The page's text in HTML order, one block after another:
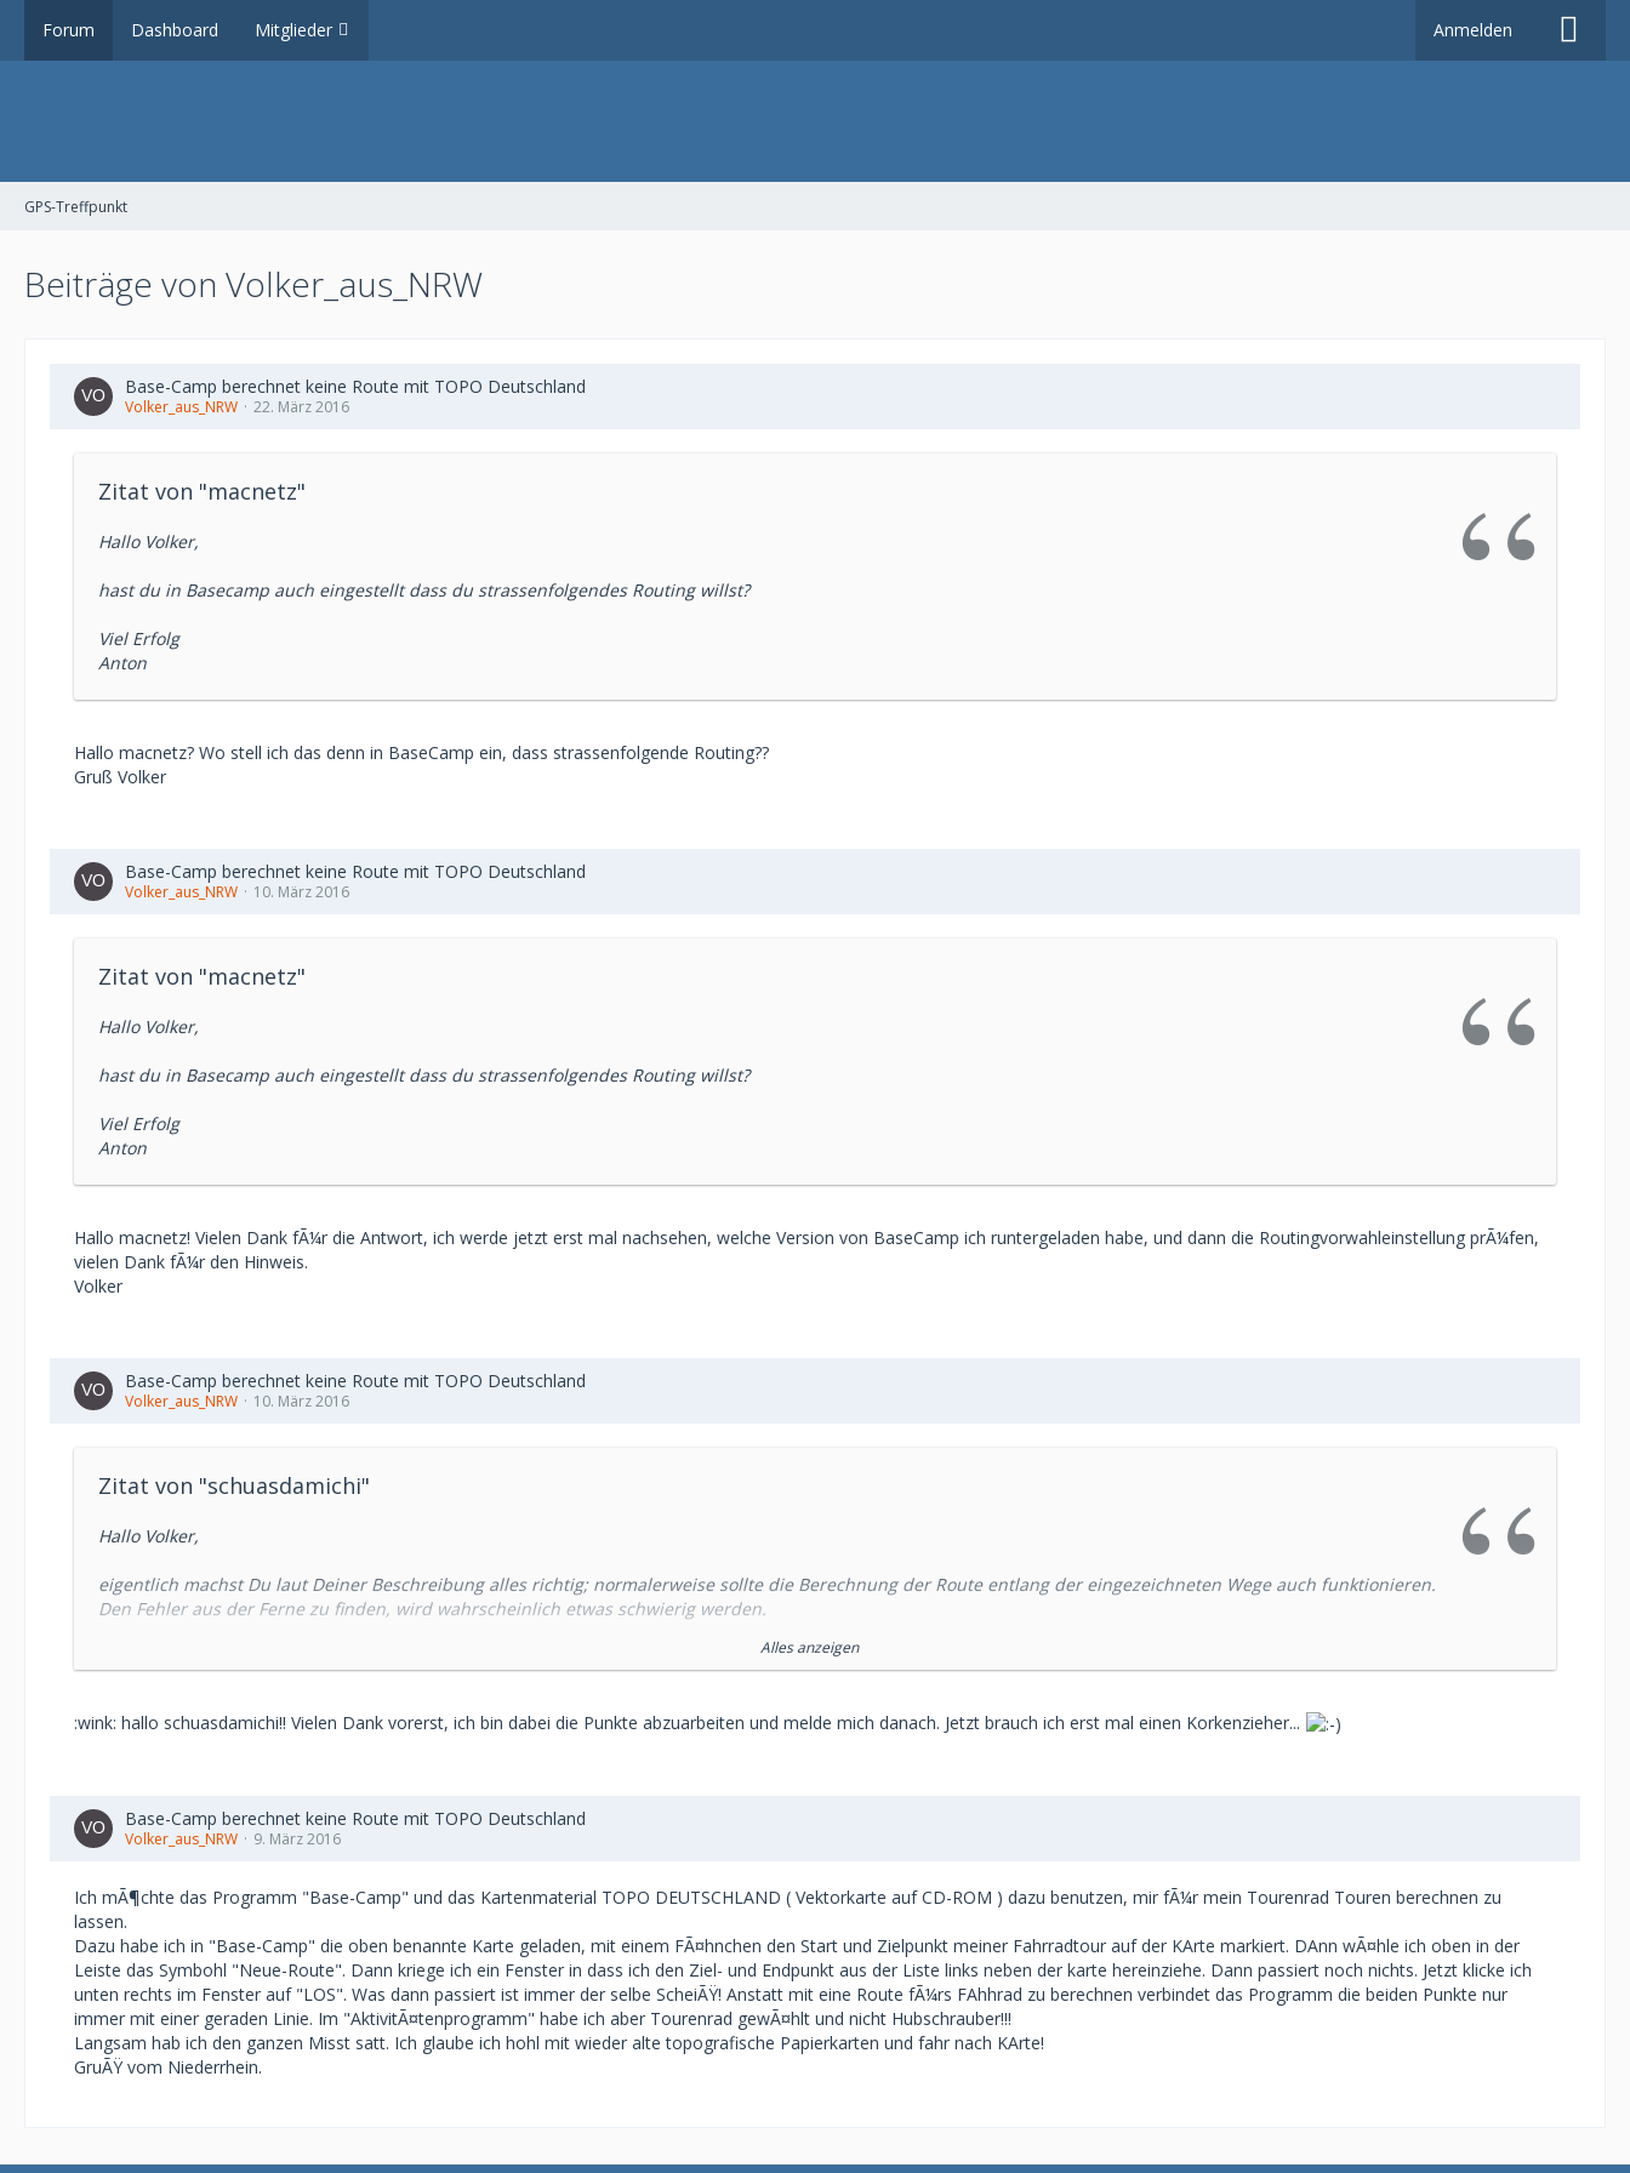
Forum Dashboard Mitglieder Anmelden
GPS-Treffpunkt
Beiträge von Volker_aus_NRW
Base-Camp berechnet keine Route mit TOPO Deutschland
Volker_aus_NRW 22. März 2016
Zitat von "macnetz"
Hallo Volker,
hast du in Basecamp auch eingestellt dass du strassenfolgendes Routing willst?
Viel Erfolg
Anton
Hallo macnetz? Wo stell ich das denn in BaseCamp ein, dass strassenfolgende Routing??
Gruß Volker
Base-Camp berechnet keine Route mit TOPO Deutschland
Volker_aus_NRW 10. März 2016
Zitat von "macnetz"
Hallo Volker,
hast du in Basecamp auch eingestellt dass du strassenfolgendes Routing willst?
Viel Erfolg
Anton
Hallo macnetz! Vielen Dank fÃ¼r die Antwort, ich werde jetzt erst mal nachsehen, welche Version von BaseCamp ich runtergeladen habe, und dann die Routingvorwahleinstellung prÃ¼fen,
vielen Dank fÃ¼r den Hinweis.
Volker
Base-Camp berechnet keine Route mit TOPO Deutschland
Volker_aus_NRW 10. März 2016
Zitat von "schuasdamichi"
Hallo Volker,
eigentlich machst Du laut Deiner Beschreibung alles richtig; normalerweise sollte die Berechnung der Route entlang der eingezeichneten Wege auch funktionieren.
Den Fehler aus der Ferne zu finden, wird wahrscheinlich etwas schwierig werden.
- Ist die Karte fÃ¼r Dein GerÃ¤t/Deinen Rechner freigeschaltet?
[Blockierte Grafik:http://www.gps-forum.net/userpix/5685_zwischenablage02_9.jpg
In dem Fenster, in das Du den Start- und Zielpunkt hineinziehen kannst, stehen oben nochmal die Informationen zur Karte und zum Routingprofil. Stimmen die mit
Deinen getroffenen Einstellungen wirklich Ã¼berein?
Bei der DVD ist ja auch noch die Speicherkarte mit dem SD-Adapter dabei. Steck die mal in den Rechner. BaseCamp liest dann die Topo nochmal von der
Speicherkarte ein (kann ein paar Minuten dauern).
Wenn Du die Topo von der Speicherkarte auswÃ¤hlst, bekommst Du einen Hinweis, die Karte wÃ¤re bereits auf Deinem Computer installiert. Die Frage, ob Du nicht
lieber die installierte Version benutzen willst, mit "Nein" beantworten.
Klappt das Routing jetzt mit der SD-Version?
Alles anzeigen
:wink: hallo schuasdamichi!! Vielen Dank vorerst, ich bin dabei die Punkte abzuarbeiten und melde mich danach. Jetzt brauch ich erst mal einen Korkenzieher...
Base-Camp berechnet keine Route mit TOPO Deutschland
Volker_aus_NRW 9. März 2016
Ich mÃ¶chte das Programm "Base-Camp" und das Kartenmaterial TOPO DEUTSCHLAND ( Vektorkarte auf CD-ROM ) dazu benutzen, mir fÃ¼r mein Tourenrad Touren berechnen zu
lassen.
Dazu habe ich in "Base-Camp" die oben benannte Karte geladen, mit einem FÃ¤hnchen den Start und Zielpunkt meiner Fahrradtour auf der KArte markiert. DAnn wÃ¤hle ich oben in der
Leiste das Symbohl "Neue-Route". Dann kriege ich ein Fenster in dass ich den Ziel- und Endpunkt aus der Liste links neben der karte hereinziehe. Dann passiert noch nichts. Jetzt klicke ich
unten rechts im Fenster auf "LOS". Was dann passiert ist immer der selbe ScheiÃŸ! Anstatt mit eine Route fÃ¼rs FAhhrad zu berechnen verbindet das Programm die beiden Punkte nur
immer mit einer geraden Linie. Im "AktivitÃ¤tenprogramm" habe ich aber Tourenrad gewÃ¤hlt und nicht Hubschrauber!!!
Langsam hab ich den ganzen Misst satt. Ich glaube ich hohl mit wieder alte topografische Papierkarten und fahr nach KArte!
GruÃŸ vom Niederrhein.